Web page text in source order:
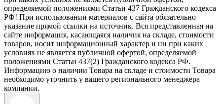
определяемой положениями Статьи 437 Гражданского кодекса
РФ! При использовании материалов с сайта обязательно
указание прямой ссылки на источник. Вся представленная на
сайте информация, касающаяся наличия на складе, стоимости
товаров, носит информационный характер и ни при каких
условиях не является публичной офертой, определяемой
положениями Статьи 437(2) Гражданского кодекса РФ.
Информацию о наличии Товара на складе и стоимости Товара
необходимо уточнить у вашего регионального менеджера
компании.